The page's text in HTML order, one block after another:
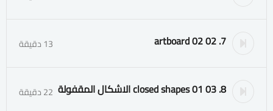
7. 02 02 artboard 13 دقيقة
8. 03 01 closed shapes الاشكال المقفولة 22 دقيقة